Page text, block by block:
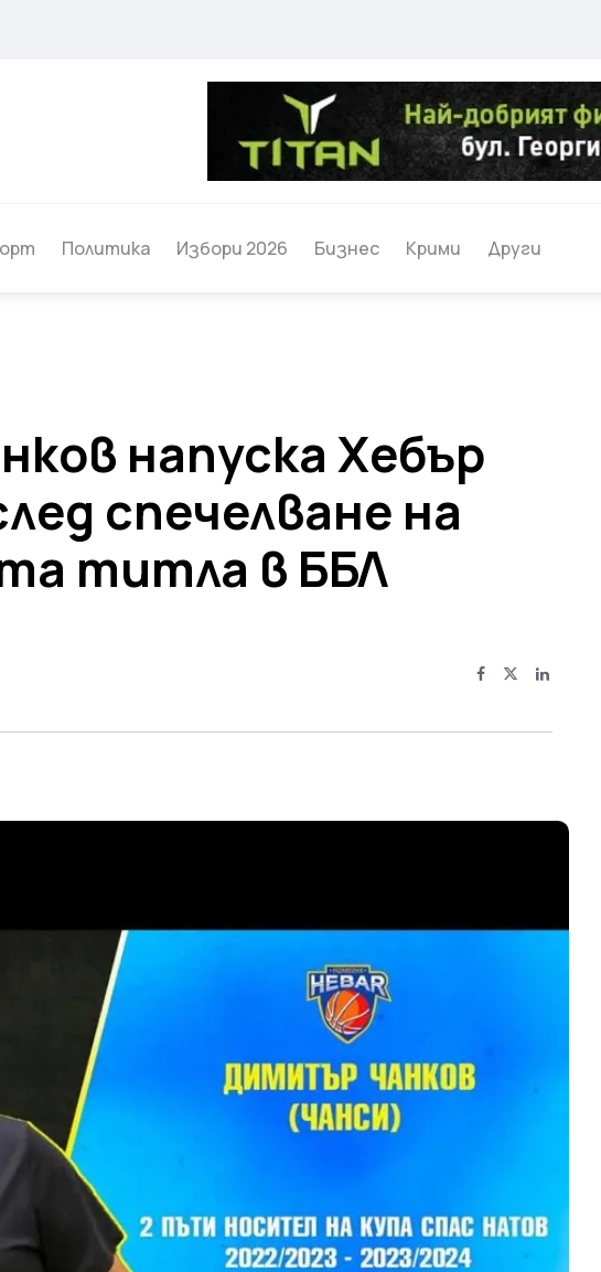
Политика Избори 2026 Бизнес Крими Други
напуска Хебър
спечелване на
титла в ББЛ